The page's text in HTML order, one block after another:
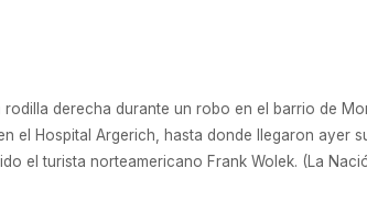
derecha durante un robo en el barrio de
el Hospital Argerich, hasta donde llegaron ayer
el turista norteamericano Frank Wolek. (La